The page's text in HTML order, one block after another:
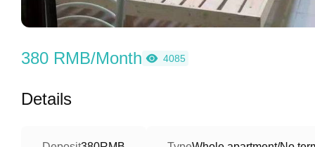
380 RMB/Month 4085
Details